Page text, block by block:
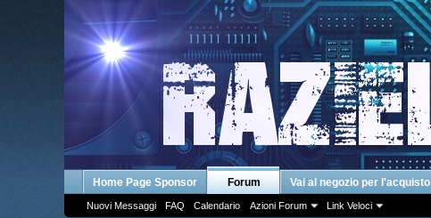
Home Page Sponsor Forum
Nuovi Messaggi FAQ Calendario Azioni Forum Link Veloci
Vai al negozio per l'acquisto